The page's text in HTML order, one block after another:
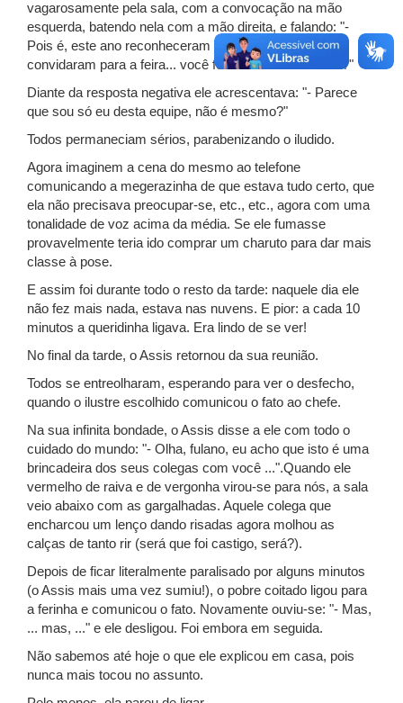
vagarosamente pela sala, com a convocação na mão
esquerda, batendo nela com a mão direita, e falando: "-
Pois é, este ano reconheceram o meu esforço e me
convidaram para a feira... você foi convidado também?"
Diante da resposta negativa ele acrescentava: "- Parece
que sou só eu desta equipe, não é mesmo?"
Todos permaneciam sérios, parabenizando o iludido.
Agora imaginem a cena do mesmo ao telefone
comunicando a megerazinha de que estava tudo certo, que
ela não precisava preocupar-se, etc., etc., agora com uma
tonalidade de voz acima da média. Se ele fumasse
provavelmente teria ido comprar um charuto para dar mais
classe à pose.
E assim foi durante todo o resto da tarde: naquele dia ele
não fez mais nada, estava nas nuvens. E pior: a cada 10
minutos a queridinha ligava. Era lindo de se ver!
No final da tarde, o Assis retornou da sua reunião.
Todos se entreolharam, esperando para ver o desfecho,
quando o ilustre escolhido comunicou o fato ao chefe.
Na sua infinita bondade, o Assis disse a ele com todo o
cuidado do mundo: "- Olha, fulano, eu acho que isto é uma
brincadeira dos seus colegas com você ...".Quando ele
vermelho de raiva e de vergonha virou-se para nós, a sala
veio abaixo com as gargalhadas. Aquele colega que
encharcou um lenço dando risadas agora molhou as
calças de tanto rir (será que foi castigo, será?).
Depois de ficar literalmente paralisado por alguns minutos
(o Assis mais uma vez sumiu!), o pobre coitado ligou para
a ferinha e comunicou o fato. Novamente ouviu-se: "- Mas,
... mas, ..." e ele desligou. Foi embora em seguida.
Não sabemos até hoje o que ele explicou em casa, pois
nunca mais tocou no assunto.